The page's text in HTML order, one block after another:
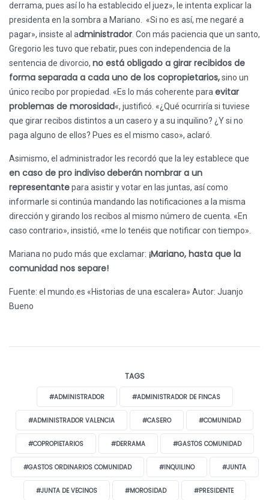
derrama, pues así lo ha establecido el juez», le intenta explicar la
presidenta en la sombra a Mariano. «Si no es así, me negaré a
pagar», insiste al administrador . Con más paciencia que un santo,
Gregorio les tuvo que rebatir, pues con independencia de la
sentencia de divorcio, no está obligado a girar recibidos de
forma separada a cada uno de los copropietarios,sino un
único recibo por propiedad. «Es lo más coherente para evitar
problemas de morosidad«, justificó. «¿Qué ocurriría si tuviese
que girar recibos distintos a un casero y a su inquilino? ¿Y si no
paga alguno de ellos? Pues es el mismo caso», aclaró.
Asimismo, el administrador les recordó que la ley establece que
en caso de pro indivisodeberán nombrar a un
representantepara asistir y votar en las juntas, así como
informarle si continúa mandando las notificaciones a la misma
dirección y girando los recibos al mismo número de cuenta. «En
caso contrario», insistió, «me lo tenéis que notificar con tiempo».
Mariana no pudo más que exclamar: ¡Mariano, hasta que la
comunidad nos separe!
Fuente: el mundo.es «Historias de una escalera» Autor: Juanjo
Bueno
TAGS
#ADMINISTRADOR #ADMINISTRADOR DE FINCAS
#ADMINISTRADOR VALENCIA #CASERO #COMUNIDAD
#COPROPIETARIOS #DERRAMA #GASTOS COMUNIDAD
#GASTOS ORDINARIOS COMUNIDAD #INQUILINO #JUNTA
#JUNTA DE VECINOS #MOROSIDAD #PRESIDENTE